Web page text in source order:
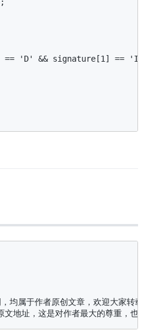
== 'D' && signature[1] ==
均属于作者原创文章，欢迎大家转载